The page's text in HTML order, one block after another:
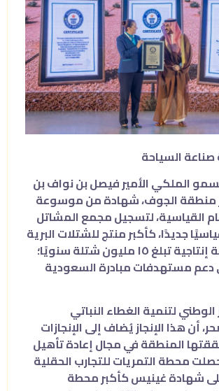
السياحة
الملكي الأمير فيصل بن نواف بن
منطقة الجوف، شهادة من موسوعة
القياسية، لتسجيل مجمع المشاتل
جديدًا، كأكبر منتج للشتلات البرية
والرعوية بطاقة إنتاجية تبلغ ١٥ مليون شتلة سنويًا؛
مستهدفات مبادرة السعودية
لتنمية الغطاء النباتي
أن هذا الإنجاز يُضاف إلى الإنجازات
المنطقة في مجال إعادة تأهيل
محطة التمريات للتجارب الحقلية
على شهادة غينيس كأكبر محطة